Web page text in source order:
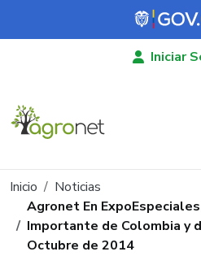
Pasar al contenido principal
Iniciar
Ruta de navegación
Inicio
Noticias
Agronet En
Importante de Colombia y
Octubre de 2014